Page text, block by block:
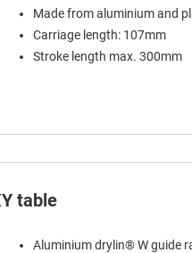
Made from aluminium and
Carriage length: 107mm
Stroke length max. 300mm
table
Aluminium drylin® W guide